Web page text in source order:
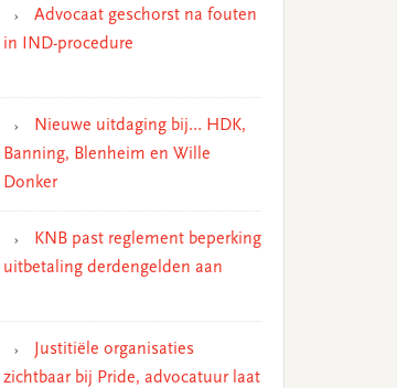
Advocaat geschorst na fouten
in IND-procedure
Nieuwe uitdaging bij… HDK,
Banning, Blenheim en Wille
Donker
KNB past reglement beperking
uitbetaling derdengelden aan
Justitiële organisaties
zichtbaar bij Pride, advocatuur laat